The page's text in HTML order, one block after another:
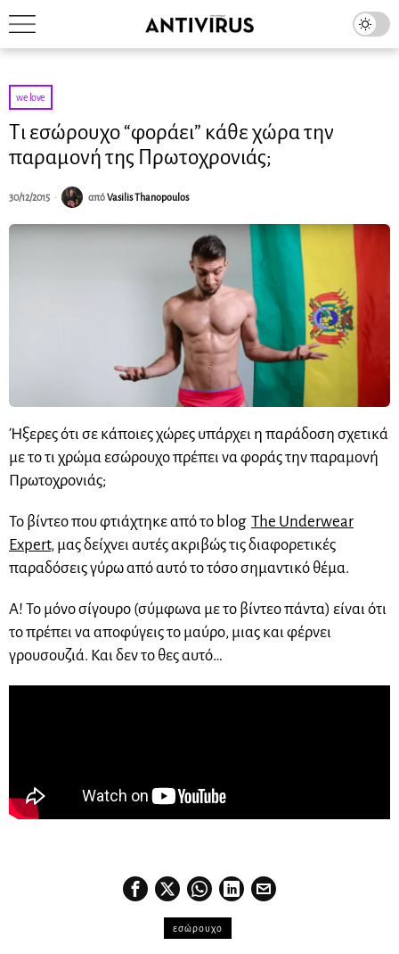
we love
Τι εσώρουχο “φοράει” κάθε χώρα την
παραμονή της Πρωτοχρονιάς;
30/12/2015 απόVasilis Thanopoulos
Ήξερες ότι σε κάποιες χώρες υπάρχει η παράδοση σχετικά
με το τι χρώμα εσώρουχο πρέπει να φοράς την παραμονή
Πρωτοχρονιάς;
Το βίντεο που φτιάχτηκε από το blog The Underwear
Expert, μας δείχνει αυτές ακριβώς τις διαφορετικές
παραδόσεις γύρω από αυτό το τόσο σημαντικό θέμα.
Α! Το μόνο σίγουρο (σύμφωνα με το βίντεο πάντα) είναι ότι
το πρέπει να αποφύγεις το μαύρο, μιας και φέρνει
γρουσουζιά. Και δεν το θες αυτό…
εσώρουχο